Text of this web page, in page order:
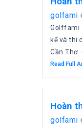
golfami
Golffami
kế và thi
Cần
Read Full
Hoàn
golfami